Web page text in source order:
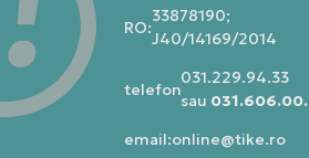
RO:
33878190;
J40/14169/2014
telefon:
031.229.94.33
sau
email:online@tike.ro